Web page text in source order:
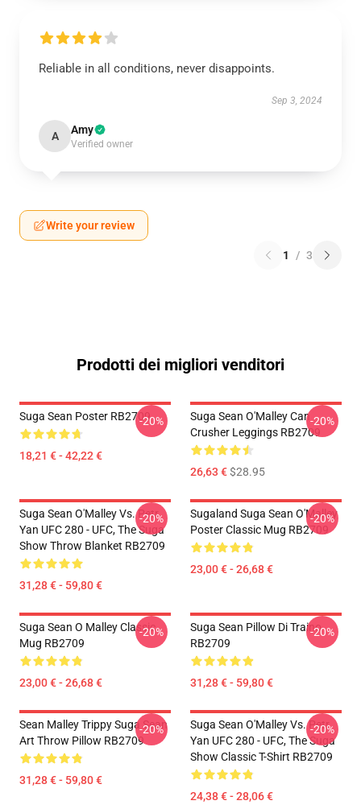
Reliable in all conditions, never disappoints.
Sep 3, 2024
A Amy
Verified owner
Write your review
1 / 3
Prodotti dei migliori venditori
Suga Sean Poster RB2709
18,21 € - 42,22 €
-20%
Suga Sean O'Malley Can
Crusher Leggings RB2709
26,63 €$28.95
-20%
Suga Sean O'Malley Vs. Petr
Yan UFC 280 - UFC, The Suga
Show Throw Blanket RB2709
31,28 € - 59,80 €
-20%
Sugaland Suga Sean O'Malley
Poster Classic Mug RB2709
23,00 € - 26,68 €
-20%
Suga Sean O Malley Classic
Mug RB2709
23,00 € - 26,68 €
-20%
Suga Sean Pillow Di Traino
RB2709
31,28 € - 59,80 €
-20%
Sean Malley Trippy Suga Sean
Art Throw Pillow RB2709
31,28 € - 59,80 €
-20%
Suga Sean O'Malley Vs. Petr
Yan UFC 280 - UFC, The Suga
Show Classic T-Shirt RB2709
24,38 € - 28,06 €
-20%